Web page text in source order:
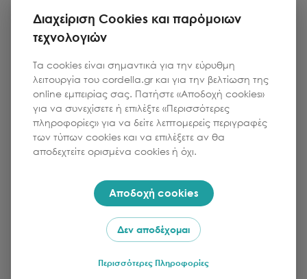
Διαχείριση Cookies και παρόμοιων
τεχνολογιών
Τα cookies είναι σημαντικά για την εύρυθμη
λειτουργία του cordella.gr και για την βελτίωση της
online εμπειρίας σας. Πατήστε «Αποδοχή cookies»
για να συνεχίσετε ή επιλέξτε «Περισσότερες
πληροφορίες» για να δείτε λεπτομερείς περιγραφές
των τύπων cookies και να επιλέξετε αν θα
αποδεχτείτε ορισμένα cookies ή όχι.
Αποδοχή cookies
Δεν αποδέχομαι
Περισσότερες Πληροφορίες